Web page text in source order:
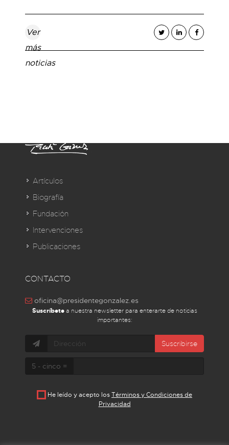
Ver
más
noticias
Artículos
Biografía
Fundación
Intervenciones
Publicaciones
CONTACTO
oficina@presidentegonzalez.es
Suscríbetea nuestra newsletter para enterarte de noticias
importantes:
Suscribirse
5 - cinco =
He leído y acepto losTérminos y Condiciones de
Privacidad